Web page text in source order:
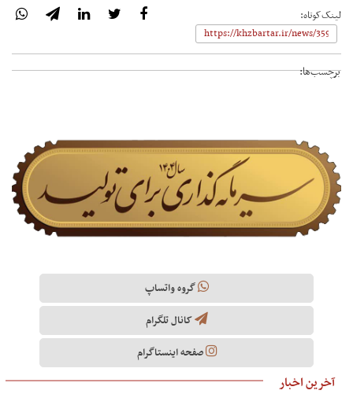
لینک‌کوتاه:
برچسب‌ها:
گروه واتساپ
کانال تلگرام
صفحه اینستاگرام
آخرین اخبار